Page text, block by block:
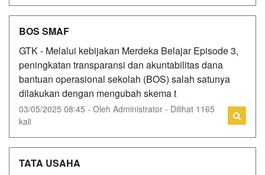
BOS SMAF
GTK - Melalui kebijakan Merdeka Belajar Episode 3,
peningkatan transparansi dan akuntabilitas dana
bantuan operasional sekolah (BOS) salah satunya
dilakukan dengan mengubah skema t
03/05/2025 08:45 - Oleh Administrator - Dilihat 1165
kali
TATA USAHA